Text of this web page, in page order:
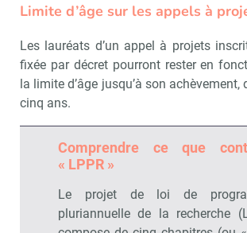
Limite d’âge sur les appels à
Les lauréats d’un appel à projets
fixée par décret pourront rester en
la limite d’âge jusqu’à son
cinq ans.
Comprendre ce que
« LPPR »
Le projet de loi de
pluriannuelle de la recherche